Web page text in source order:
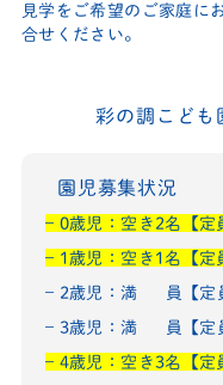
見学をご希望のご家庭に
合せください。
彩の調こど
園児募集状況
– 0歳児：空き2名【定
– 1歳児：空き1名【定
– 2歳児：満 員【定
– 3歳児：満 員【定
– 4歳児：空き3名【定